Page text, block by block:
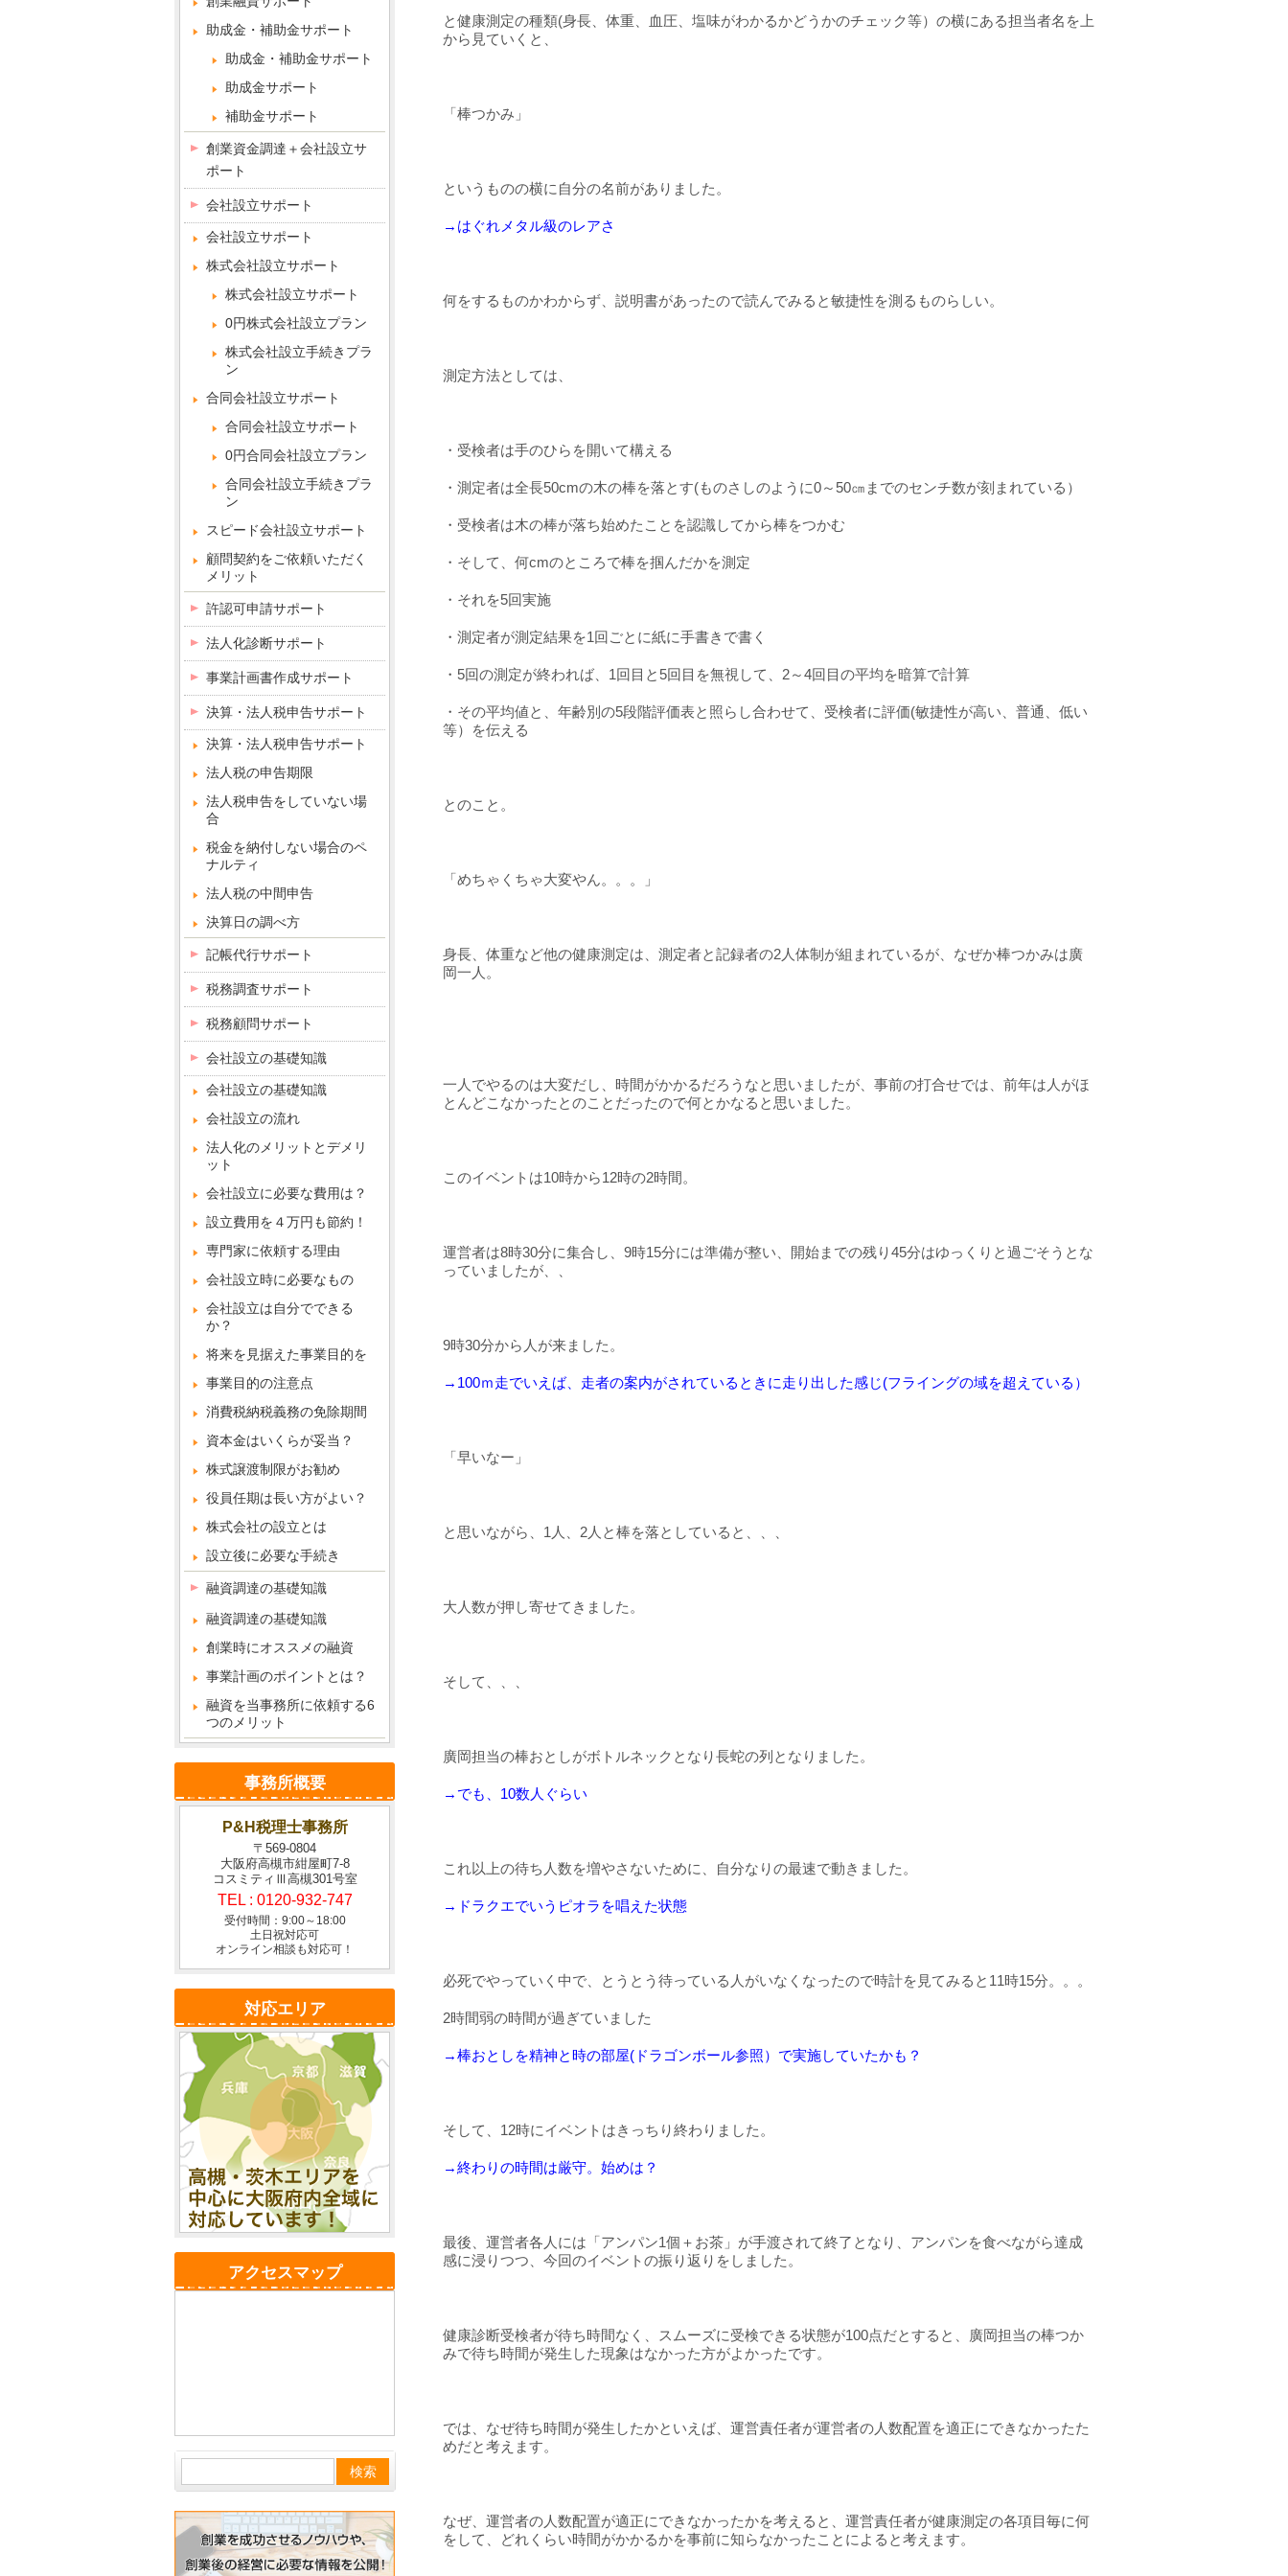
と健康測定の種類(身長、体重、血圧、塩味がわかるかどうかのチェック等）の横にある担当者名を上
から見ていくと、
「棒つかみ」
というものの横に自分の名前がありました。
→はぐれメタル級のレアさ
何をするものかわからず、説明書があったので読んでみると敏捷性を測るものらしい。
測定方法としては、
・受検者は手のひらを開いて構える
・測定者は全長50cmの木の棒を落とす(ものさしのように0～ 50㎝までのセンチ数が刻まれている）
・受検者は木の棒が落ち始めたことを認識してから棒をつかむ
・そして、何cmのところで棒を掴んだかを測定
・それを5回実施
・測定者が測定結果を1回ごとに紙に手書きで書く
・ 5回の測定が終われば、 1回目と 5回目を無視して、 2～4回目の平均を暗算で計算
・その平均値と、年齢別の5段階評価表と照らし合わせて、受検者に評価(敏捷性が高い、普通、低い
等）を伝える
とのこと。
「めちゃくちゃ大変やん。。。」
身長、体重など他の健康測定は、測定者と記録者の2人体制が組まれているが、なぜか棒つかみは廣
岡一人。
一人でやるのは大変だし、時間がかかるだろうなと思いましたが、事前の打合せでは、前年は人がほ
とんどこなかったとのことだったので何とかなると思いました。
このイベントは10時から12時の2時間。
運営者は8時30分に集合し、 9時15分には準備が整い、開始までの残り45分はゆっくりと過ごそうとな
っていましたが、、
9時30分から人が来ました。
→100ｍ走でいえば、走者の案内がされているときに走り出した感じ(フライングの域を超えている）
「早いなー」
と思いながら、 1 人、 2人と棒を落としていると、、、
大人数が押し寄せてきました。
そして、、、
廣岡担当の棒おとしがボトルネックとなり長蛇の列となりました。
→でも、10数人ぐらい
これ以上の待ち人数を増やさないために、自分なりの最速で動きました。
→ドラクエでいうピオラを唱えた状態
必死でやっていく中で、とうとう待っている人がいなくなったので時計を見てみると 11時15分。。。
2時間弱の時間が過ぎていました
→棒おとしを精神と時の部屋(ドラゴンボール参照）で実施していたかも？
そして、 12時にイベントはきっちり終わりました。
→終わりの時間は厳守。始めは？
最後、運営者各人には「アンパン1個＋お茶」が手渡されて終了となり、アンパンを食べながら達成
感に浸りつつ、今回のイベントの振り返りをしました。
健康診断受検者が待ち時間なく、スムーズに受検できる状態が100点だとすると、廣岡担当の棒つか
みで待ち時間が発生した現象はなかった方がよかったです。
では、なぜ待ち時間が発生したかといえば、運営責任者が運営者の人数配置を適正にできなかったた
めだと考えます。
なぜ、運営者の人数配置が適正にできなかったかを考えると、運営責任者が健康測定の各項目毎に何
をして、どれくらい時間がかかるかを事前に知らなかったことによると考えます。
助成金・補助金サポート
助成金・補助金サポート
助成金サポート
補助金サポート
創業資金調達＋会社設立サ
ポート
会社設立サポート
会社設立サポート
株式会社設立サポート
株式会社設立サポート
0円株式会社設立プラン
株式会社設立手続きプラ
ン
合同会社設立サポート
合同会社設立サポート
0円合同会社設立プラン
合同会社設立手続きプラ
ン
スピード会社設立サポート
顧問契約をご依頼いただく
メリット
許認可申請サポート
法人化診断サポート
事業計画書作成サポート
決算・法人税申告サポート
決算・法人税申告サポート
法人税の申告期限
法人税申告をしていない場
合
税金を納付しない場合のペ
ナルティ
法人税の中間申告
決算日の調べ方
記帳代行サポート
税務調査サポート
税務顧問サポート
会社設立の基礎知識
会社設立の基礎知識
会社設立の流れ
法人化のメリットとデメリ
ット
会社設立に必要な費用は？
設立費用を４万円も節約！
専門家に依頼する理由
会社設立時に必要なもの
会社設立は自分でできる
か？
将来を見据えた事業目的を
事業目的の注意点
消費税納税義務の免除期間
資本金はいくらが妥当？
株式譲渡制限がお勧め
役員任期は長い方がよい？
株式会社の設立とは
設立後に必要な手続き
融資調達の基礎知識
融資調達の基礎知識
創業時にオススメの融資
事業計画のポイントとは？
融資を当事務所に依頼する6
つのメリット
事務所概要
P&H税理士事務所
〒569-0804
大阪府高槻市紺屋町7-8
コスミティⅢ高槻301号室
TEL : 0120-932-747
受付時間：9:00～18:00
土日祝対応可
オンライン相談も対応可！
対応エリア
アクセスマップ